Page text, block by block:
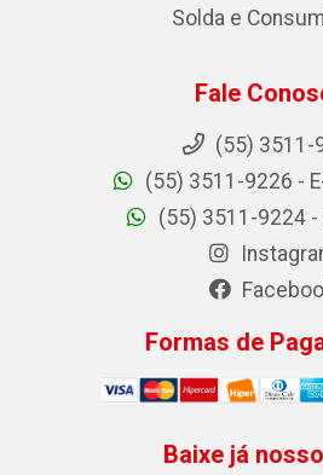
Solda e
Fale
(55) 3511-
(55) 3511-9226 -
(55) 3511-9224 -
Formas de
Baixe já